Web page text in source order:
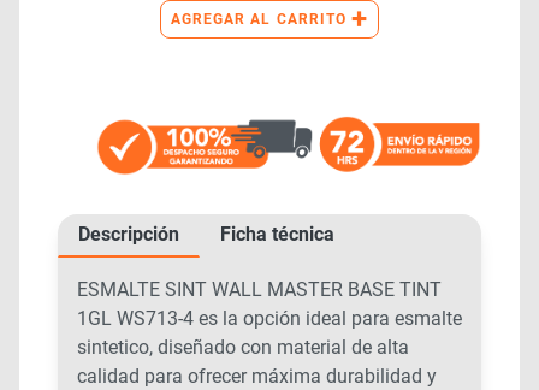
AGREGAR AL CARRITO +
Descripción Ficha técnica
ESMALTE SINT WALL MASTER BASE TINT
1GL WS713-4 es la opción ideal para esmalte
sintetico, diseñado con material de alta
calidad para ofrecer máxima durabilidad y